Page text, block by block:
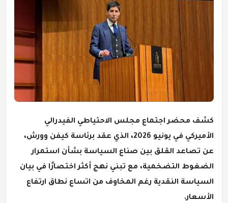
كشف محضر اجتماع مجلس الاحتياطي الفيدرالي
الأميركي في يونيو 2026، الذي عقد برئاسة كيفن وورش،
عن تصاعد القلق بين صناع السياسة بشأن استمرار
الضغوط التضخمية، مع تبني نهج أكثر اختصارًا في بيان
السياسة النقدية رغم المخاوف من اتساع نطاق ارتفاع
الأسعار.